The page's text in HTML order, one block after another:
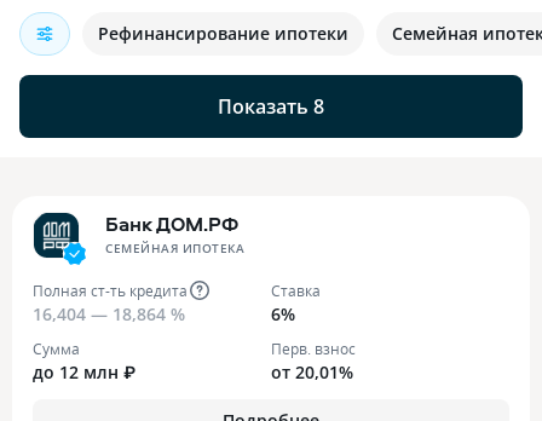
Показать 8
Рефинансирование ипотеки Семейная
Банк ДОМ.РФ
СЕМЕЙНАЯ ИПОТЕКА
Полная ст-ть кредита
16,404 — 18,864 %
Ставка
6%
Сумма
до 12 млн ₽
Перв. взнос
от 20,01%